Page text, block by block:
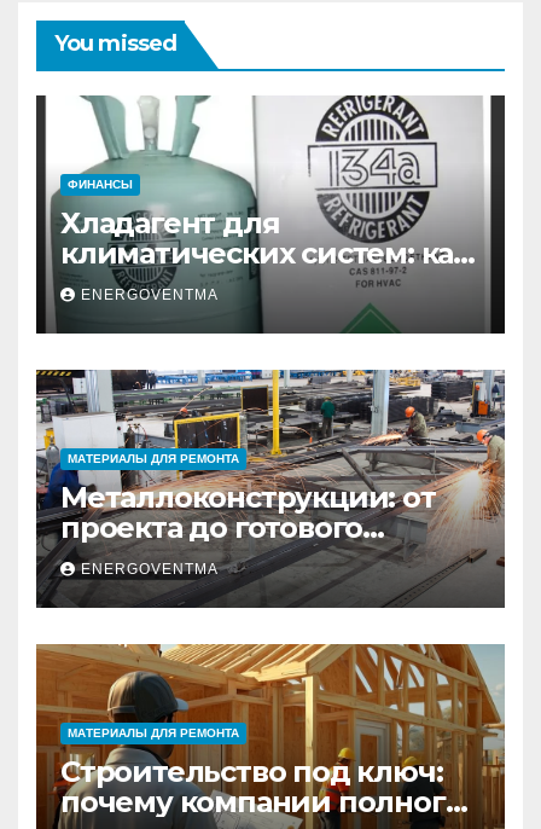
You missed
ФИНАНСЫ
Хладагент для
климатических систем: как
выбрать и купить фреон в
Санкт-Петербурге
ENERGOVENTMA
МАТЕРИАЛЫ ДЛЯ РЕМОНТА
Металлоконструкции: от
проекта до готового
изделия – полный
практический гид
ENERGOVENTMA
МАТЕРИАЛЫ ДЛЯ РЕМОНТА
Строительство под ключ:
почему компании полного